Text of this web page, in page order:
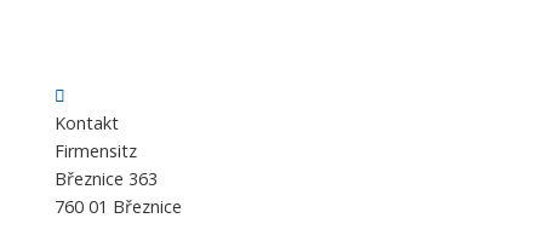
Kontakt
Firmensitz
Březnice 363
760 01 Březnice